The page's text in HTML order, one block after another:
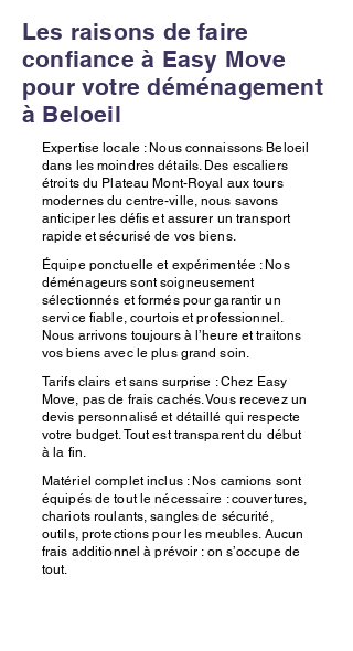
Les raisons de faire
confiance à Easy Move
pour votre déménagement
à Beloeil
Expertise locale : Nous connaissons Beloeil
dans les moindres détails. Des escaliers
étroits du Plateau Mont-Royal aux tours
modernes du centre-ville, nous savons
anticiper les défis et assurer un transport
rapide et sécurisé de vos biens.
Équipe ponctuelle et expérimentée : Nos
déménageurs sont soigneusement
sélectionnés et formés pour garantir un
service fiable, courtois et professionnel.
Nous arrivons toujours à l’heure et traitons
vos biens avec le plus grand soin.
Tarifs clairs et sans surprise : Chez Easy
Move, pas de frais cachés. Vous recevez un
devis personnalisé et détaillé qui respecte
votre budget. Tout est transparent du début
à la fin.
Matériel complet inclus : Nos camions sont
équipés de tout le nécessaire : couvertures,
chariots roulants, sangles de sécurité,
outils, protections pour les meubles. Aucun
frais additionnel à prévoir : on s’occupe de
tout.